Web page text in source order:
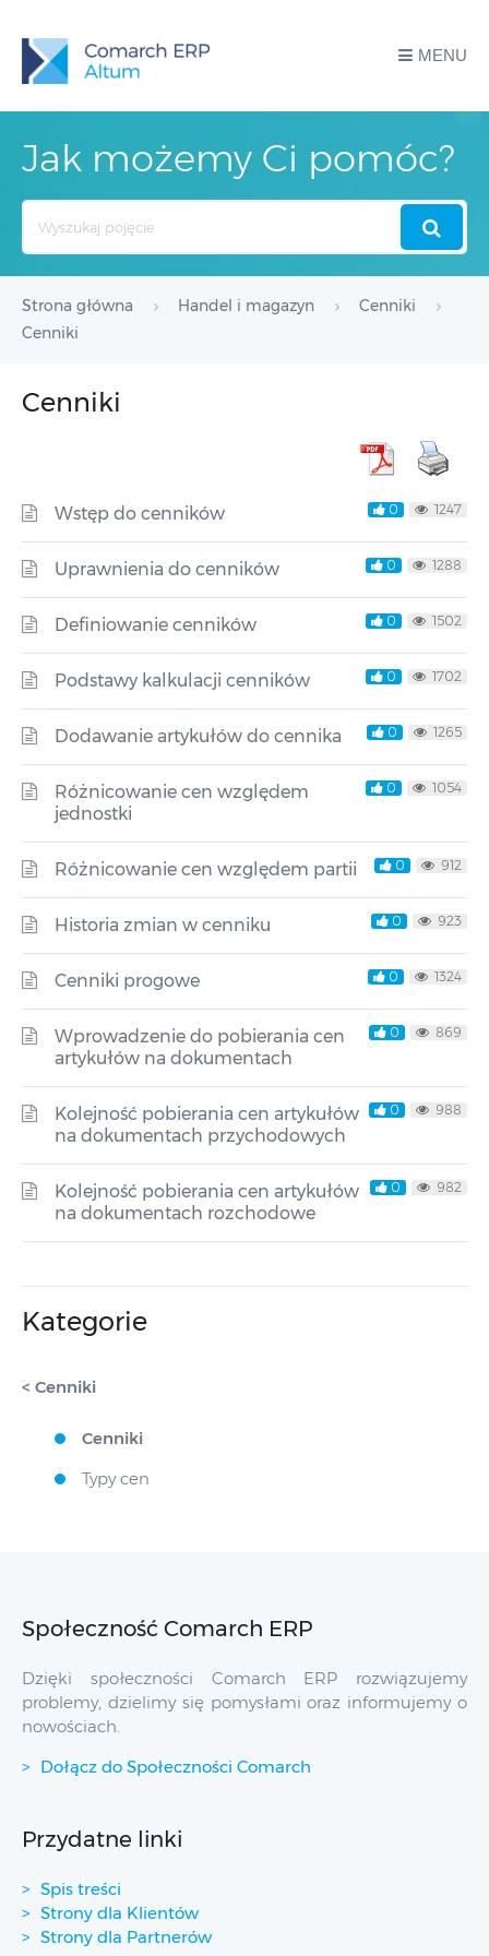
MENU
Jak możemy Ci pomóc?
Strona główna Handel i magazyn
Cenniki
Cenniki
Cenniki
Wstęp do cenników 0 1247
Uprawnienia do cenników 0 1288
Definiowanie cenników 0 1502
Podstawy kalkulacji cenników 0 1702
Dodawanie artykułów do cennika 0 1265
Różnicowanie cen względem
jednostki
0 1054
Różnicowanie cen względem partii 0 912
Historia zmian w cenniku 0 923
Cenniki progowe 0 1324
Wprowadzenie do pobierania cen
artykułów na dokumentach
0 869
Kolejność pobierania cen artykułów
na dokumentach przychodowych
0 988
Kolejność pobierania cen artykułów
na dokumentach rozchodowe
0 982
Kategorie
< Cenniki
Cenniki
Typy cen
Społeczność Comarch ERP
Dzięki społeczności Comarch ERP rozwiązujemy
problemy, dzielimy się pomysłami oraz informujemy o
nowościach.
Dołącz do Społeczności Comarch
Przydatne linki
Spis treści
Strony dla Klientów
Strony dla Partnerów